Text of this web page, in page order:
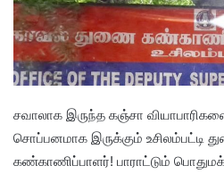
சவாலாக இருந்த கஞ்சா
சொப்பனமாக இருக்கும் உசிலம்பட்டி
கண்காணிப்பாளர்! பாராட்டும்